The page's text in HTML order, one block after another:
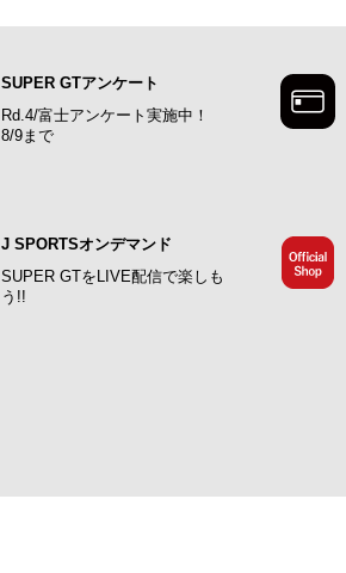
SUPER GTアンケート
Rd.4/富士アンケート実施中！
8/9まで
J SPORTSオンデマンド
SUPER GTをLIVE配信で楽しも
う!!